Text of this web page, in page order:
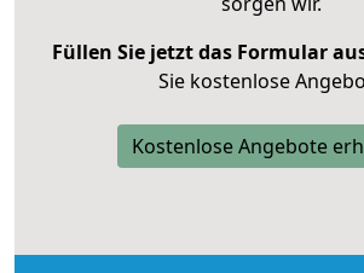
Füllen Sie jetzt das Formular
Sie kostenlose
Kostenlose Angebote